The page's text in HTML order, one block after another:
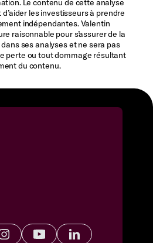
Le contenu de cette analyse
les investisseurs à prendre
indépendantes. Valentin
raisonnable pour s’assurer de la
ses analyses et ne sera pas
perte ou tout dommage résultant
du contenu.